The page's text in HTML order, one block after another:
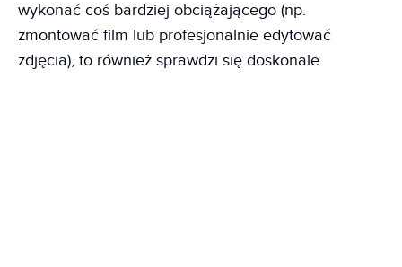
wykonać coś bardziej obciążającego (np.
zmontować film lub profesjonalnie edytować
zdjęcia), to również sprawdzi się doskonale.